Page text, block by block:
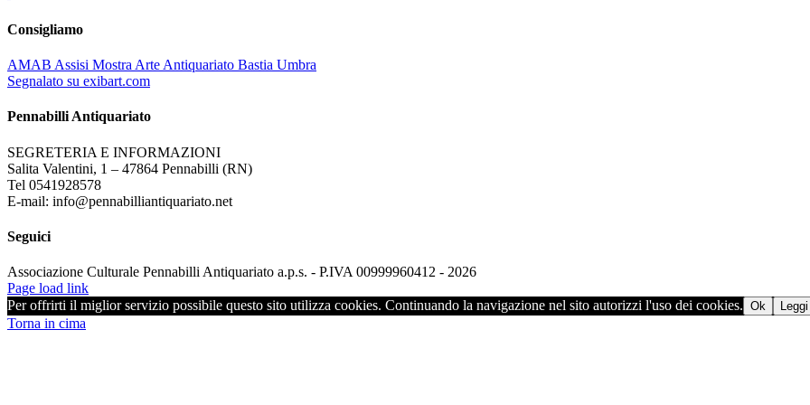
Consigliamo
AMAB Assisi Mostra Arte Antiquariato Bastia Umbra
Segnalato su exibart.com
Pennabilli Antiquariato
SEGRETERIA E INFORMAZIONI
Salita Valentini, 1 – 47864 Pennabilli (RN)
Tel 0541928578
E-mail: info@pennabilliantiquariato.net
Seguici
Associazione Culturale Pennabilli Antiquariato a.p.s. - P.IVA 00999960412 - 2026
Page load link
Per offrirti il miglior servizio possibile questo sito utilizza cookies. Continuando la navigazione nel sito autorizzi l'uso dei cookies. Ok
Torna in cima